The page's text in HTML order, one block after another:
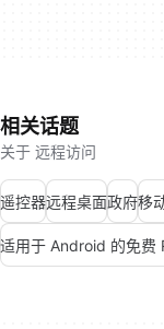
相关话题
关于 远程访问
遥控器远程桌面政府移
适用于 Android 的免费